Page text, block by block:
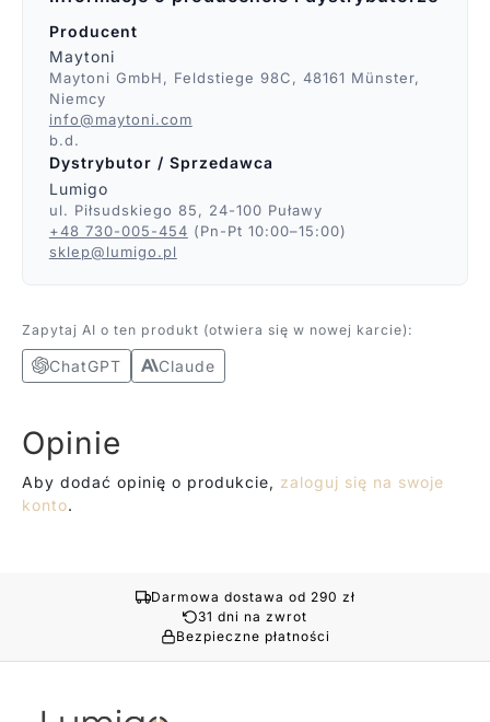
Producent
Maytoni
Maytoni GmbH, Feldstiege 98C, 48161 Münster,
Niemcy
info@maytoni.com
b.d.
Dystrybutor / Sprzedawca
Lumigo
ul. Piłsudskiego 85, 24-100 Puławy
+48 730-005-454 (Pn-Pt 10:00–15:00)
sklep@lumigo.pl
Zapytaj AI o ten produkt (otwiera się w nowej karcie):
ChatGPT Claude
Opinie
Aby dodać opinię o produkcie, zaloguj się na swoje
konto.
Darmowa dostawa od 290 zł
31 dni na zwrot
Bezpieczne płatności